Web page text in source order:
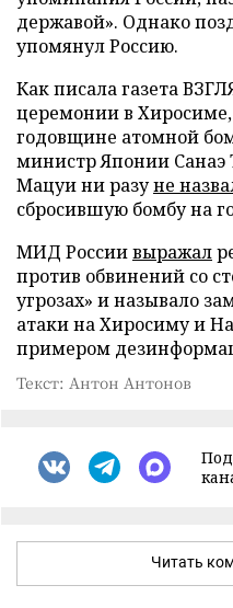
державой». Однако
упомянул Россию.
Как писала газета
церемонии в
годовщине атомной
министр Японии
Мацуи ни разуне
сбросившую бомбу на
МИД Россиивыражал
против обвинений со
угрозах» и называло
атаки на Хиросиму и
примером
Текст: Антон Антонов
Читать